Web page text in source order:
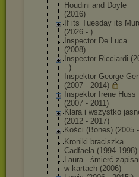
Houdini and Doyle
(2016)
If its Tuesday its
(2026 - )
Inspector De Luca
(2008)
Inspector Ricciardi
- )
Inspektor George
(2007 - 2014)
Inspektor Irene Huss
(2007 - 2011)
Klara i wszystko
(2012 - 2017)
Kości (Bones) (2005
Kroniki braciszka
Cadfaela (1994-1998)
Laura - śmierć
w kartach (2006)